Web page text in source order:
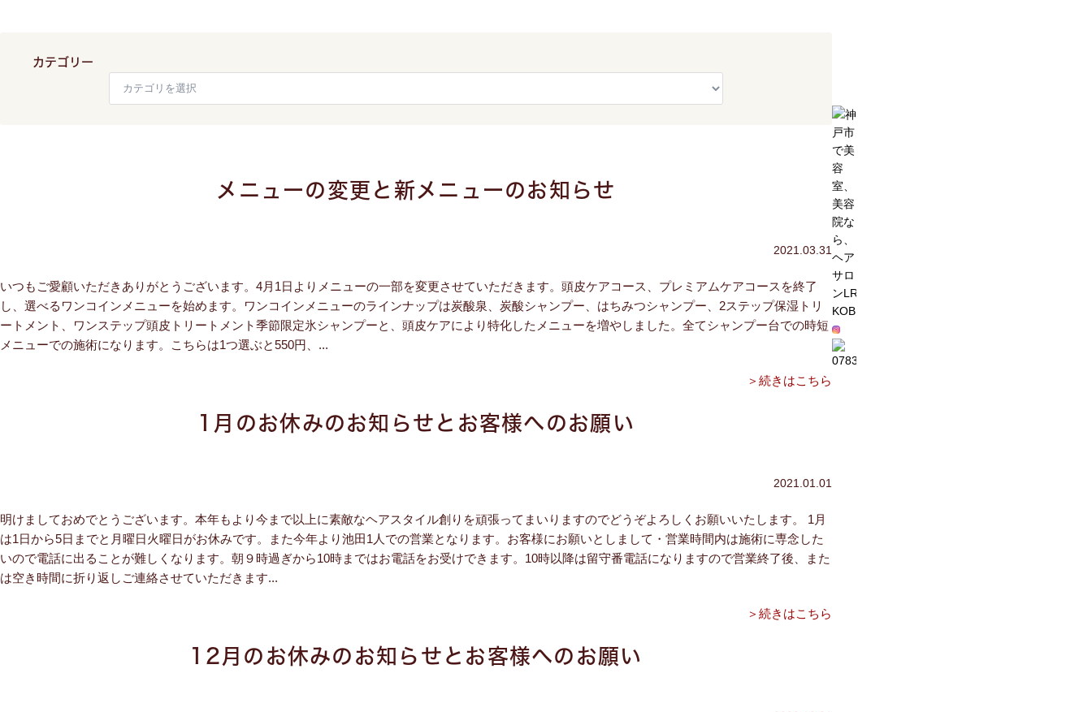
カテゴリー
メニューの変更と新メニューのお知らせ
2021.03.31
いつもご愛顧いただきありがとうございます。4月1日よりメニューの一部を変更させていただきます。頭皮ケアコース、プレミアムケアコースを終了
し、選べるワンコインメニューを始めます。ワンコインメニューのラインナップは炭酸泉、炭酸シャンプー、はちみつシャンプー、2ステップ保湿トリ
ートメント、ワンステップ頭皮トリートメント季節限定氷シャンプーと、頭皮ケアにより特化したメニューを増やしました。全てシャンプー台での時短
メニューでの施術になります。こちらは1つ選ぶと550円、...
＞続きはこちら
1月のお休みのお知らせとお客様へのお願い
2021.01.01
明けましておめでとうございます。本年もより今まで以上に素敵なヘアスタイル創りを頑張ってまいりますのでどうぞよろしくお願いいたします。 1月
は1日から5日までと月曜日火曜日がお休みです。また今年より池田1人での営業となります。お客様にお願いとしまして・営業時間内は施術に専念した
いので電話に出ることが難しくなります。朝９時過ぎから10時まではお電話をお受けできます。10時以降は留守番電話になりますので営業終了後、また
は空き時間に折り返しご連絡させていただきます...
＞続きはこちら
12月のお休みのお知らせとお客様へのお願い